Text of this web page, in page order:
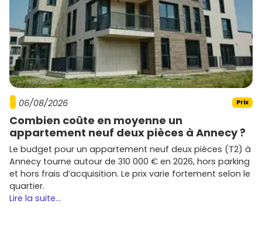
stationnement et logements adaptés autélétravail
Les programmes conformes
RE 2020tirent la
demande grâce aux économies d'énergie.
Quels promoteurs trouver sur la
commune et Grand Paris Sud
À Bondoufle et autour, tu croiseras des
nationaux et régionaux habitués au marché de l'Essonne.
Voici quelques acteurs fréquemment présents dans les
communes voisines et sur le territoire deGrand Paris Sud
Bouygues Immobilier: résidences modernes,
souvent avec de belles prestations éco-
performantes, dans les secteurs connectés aux
transports.
06/08/2026 Prix
Combien coûte en moyenne un
appartement neuf deux pièces à Annecy ?
Le budget pour un appartement neuf deux pièces (T2) à
Annecy tourne autour de 310 000 € en 2026, hors parking
et hors frais d’acquisition. Le prix varie fortement selon le
quartier.
Lire la suite...